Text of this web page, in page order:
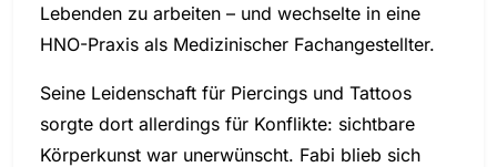
Lebenden zu arbeiten – und wechselte in eine
HNO-Praxis als Medizinischer Fachangestellter.
Seine Leidenschaft für Piercings und Tattoos
sorgte dort allerdings für Konflikte: sichtbare
Körperkunst war unerwünscht. Fabi blieb sich